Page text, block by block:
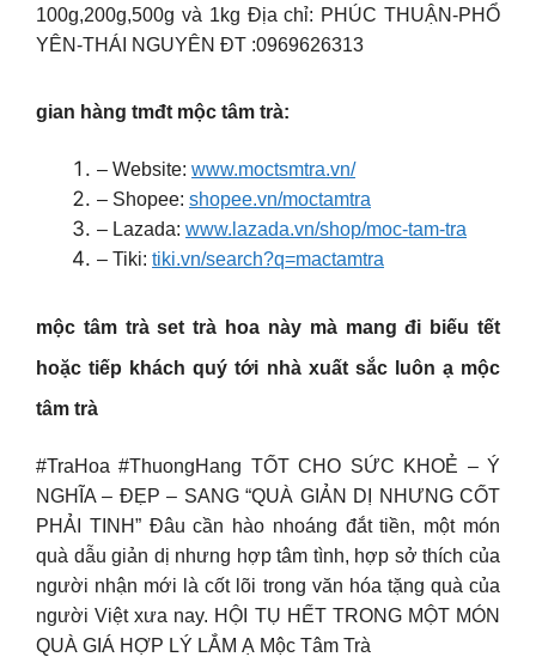
100g,200g,500g và 1kg Địa chỉ: PHÚC THUẬN-PHỔ
YÊN-THÁI NGUYÊN ĐT :0969626313
gian hàng tmđt mộc tâm trà:
– Website: www.moctsmtra.vn/
– Shopee: shopee.vn/moctamtra
– Lazada: www.lazada.vn/shop/moc-tam-tra
– Tiki: tiki.vn/search?q=mactamtra
mộc tâm tràset trà hoa này mà mang đi biếu tết
hoặc tiếp khách quý tới nhà xuất sắc luôn ạ mộc
tâm trà
#TraHoa #ThuongHang TỐT CHO SỨC KHOẺ – Ý
NGHĨA – ĐẸP – SANG “QUÀ GIẢN DỊ NHƯNG CỐT
PHẢI TINH” Đâu cần hào nhoáng đắt tiền, một món
quà dẫu giản dị nhưng hợp tâm tình, hợp sở thích của
người nhận mới là cốt lõi trong văn hóa tặng quà của
người Việt xưa nay. HỘI TỤ HẾT TRONG MỘT MÓN
QUÀ GIÁ HỢP LÝ LẮM Ạ Mộc Tâm Trà